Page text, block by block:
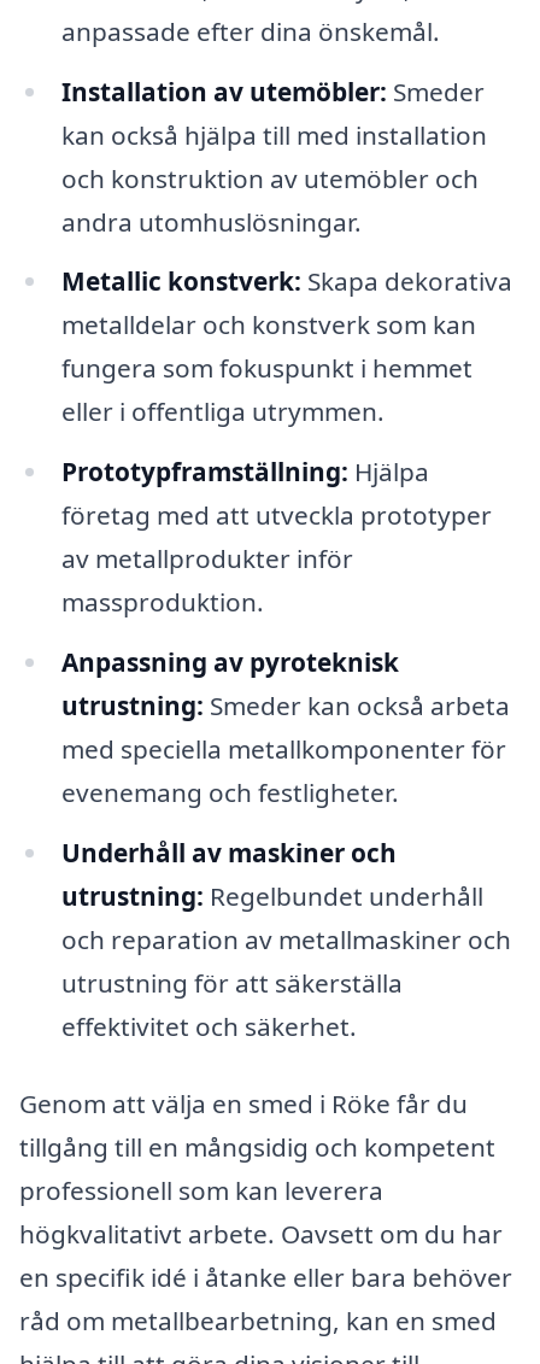
anpassade efter dina önskemål.
Installation av utemöbler: Smeder
kan också hjälpa till med installation
och konstruktion av utemöbler och
andra utomhuslösningar.
Metallic konstverk: Skapa dekorativa
metalldelar och konstverk som kan
fungera som fokuspunkt i hemmet
eller i offentliga utrymmen.
Prototypframställning: Hjälpa
företag med att utveckla prototyper
av metallprodukter inför
massproduktion.
Anpassning av pyroteknisk
utrustning: Smeder kan också arbeta
med speciella metallkomponenter för
evenemang och festligheter.
Underhåll av maskiner och
utrustning: Regelbundet underhåll
och reparation av metallmaskiner och
utrustning för att säkerställa
effektivitet och säkerhet.
Genom att välja en smed i Röke får du
tillgång till en mångsidig och kompetent
professionell som kan leverera
högkvalitativt arbete. Oavsett om du har
en specifik idé i åtanke eller bara behöver
råd om metallbearbetning, kan en smed